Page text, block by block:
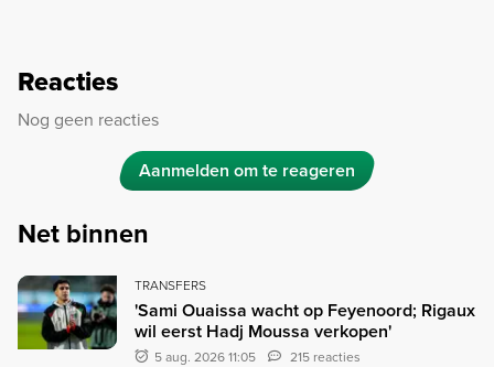
Reacties
Nog geen reacties
Aanmelden om te reageren
Net binnen
TRANSFERS
'Sami Ouaissa wacht op Feyenoord; Rigaux
wil eerst Hadj Moussa verkopen'
5 aug. 2026 11:05 215 reacties